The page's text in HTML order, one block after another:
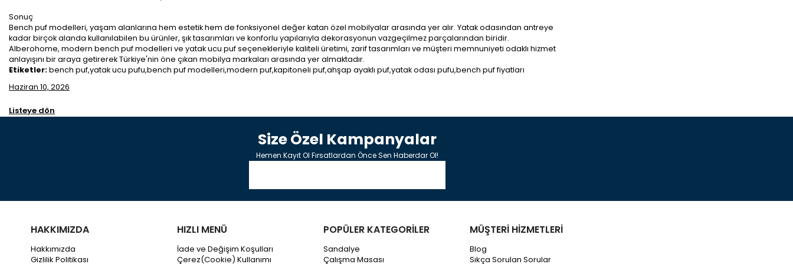
Sonuç
Bench puf modelleri, yaşam alanlarına hem estetik hem de fonksiyonel değer katan özel mobilyalar arasında yer alır. Yatak odasından antreye
kadar birçok alanda kullanılabilen bu ürünler, şık tasarımları ve konforlu yapılarıyla dekorasyonun vazgeçilmez parçalarından biridir.
Alberohome, modern bench puf modelleri ve yatak ucu puf seçenekleriyle kaliteli üretimi, zarif tasarımları ve müşteri memnuniyeti odaklı hizmet
anlayışını bir araya getirerek Türkiye'nin öne çıkan mobilya markaları arasında yer almaktadır.
Etiketler:bench puf,yatak ucu pufu,bench puf modelleri,modern puf,kapitoneli puf,ahşap ayaklı puf,yatak odası pufu,bench puf fiyatları
Haziran 10, 2026
Listeye dön
Size Özel Kampanyalar
Hemen Kayıt Ol Fırsatlardan Önce Sen Haberdar Ol!
HAKKIMIZDA
Hakkımızda
Gizlilik Politikası
HIZLI MENÜ
İade ve Değişim Koşulları
Çerez(Cookie) Kullanımı
POPÜLER KATEGORİLER
Sandalye
Çalışma Masası
MÜŞTERİ HİZMETLERİ
Blog
Sıkça Sorulan Sorular